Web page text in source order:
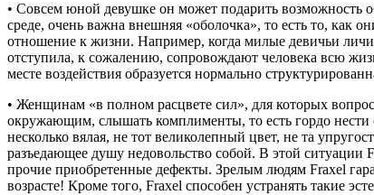
• Совсем юной девушке он может подарить возможность
среде, очень важна внешняя «оболочка», то есть то, как
отношение к жизни. Например, когда милые девичьи
отступила, к сожалению, сопровождают человека всю
месте воздействия образуется нормально
• Женщинам «в полном расцвете сил», для которых
окружающим, слышать комплименты, то есть гордо нести
несколько вялая, не тот великолепный цвет, не та
разъедающее душу недовольство собой. В этой
прочие приобретенные дефекты. Зрелым людям Fraxel
возрасте! Кроме того, Fraxel способен устранять такие